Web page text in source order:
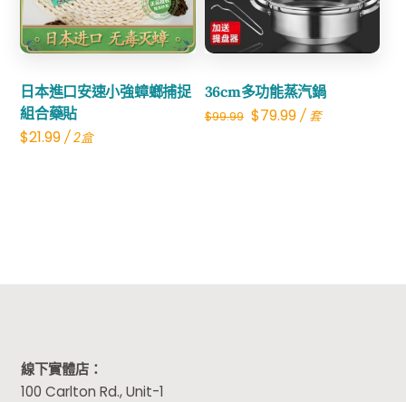
日本進口安速小強蟑螂捕捉
組合藥貼
$21.99 / 2盒
36cm多功能蒸汽鍋
$99.99 Original
$79.99Current
/ 套
線下實體店：
100 Carlton Rd., Unit-1